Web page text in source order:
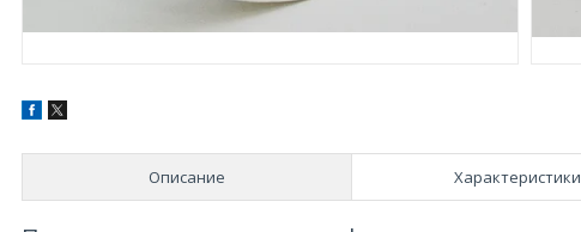
Описание Характеристики